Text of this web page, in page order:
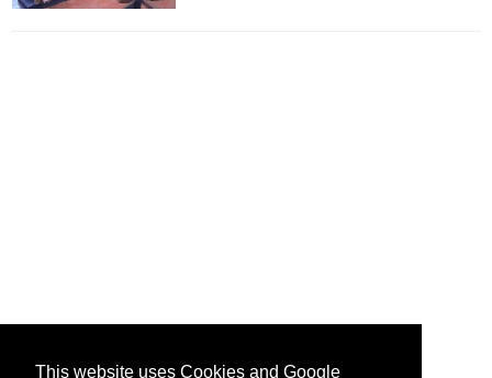
This website uses Cookies and Google